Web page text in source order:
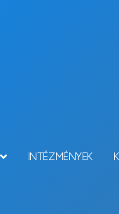
INTÉZMÉNYEK